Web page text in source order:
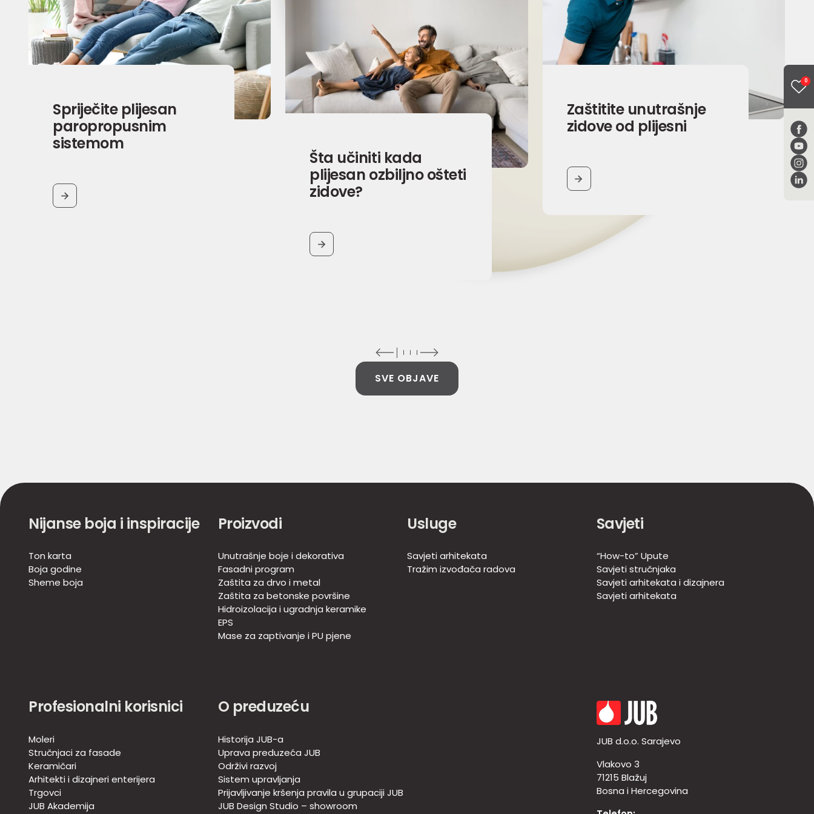
0
Spriječite plijesan
paropropusnim
sistemom
BUTTON
Šta učiniti kada
plijesan ozbiljno ošteti
zidove?
BUTTON
Zaštitite unutrašnje
zidove od plijesni
BUTTON
SVE OBJAVE
Nijanse boja i inspiracije
Ton karta
Boja godine
Sheme boja
Proizvodi
Unutrašnje boje i dekorativa
Fasadni program
Zaštita za drvo i metal
Zaštita za betonske površine
Hidroizolacija i ugradnja keramike
EPS
Mase za zaptivanje i PU pjene
Usluge
Savjeti arhitekata
Tražim izvođača radova
Savjeti
“How-to” Upute
Savjeti stručnjaka
Savjeti arhitekata i dizajnera
Savjeti arhitekata
Profesionalni korisnici
Moleri
Stručnjaci za fasade
Keramičari
Arhitekti i dizajneri enterijera
Trgovci
JUB Akademija
O preduzeću
Historija JUB-a
Uprava preduzeća JUB
Održivi razvoj
Sistem upravljanja
Prijavljivanje kršenja pravila u grupaciji JUB
JUB Design Studio – showroom
JUB d.o.o. Sarajevo
Vlakovo 3
71215 Blažuj
Bosna i Hercegovina